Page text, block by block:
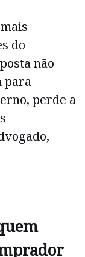
do
não
para
perde a